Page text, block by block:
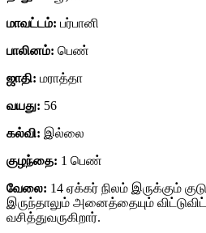
மாவட்டம்: பர்பானி
பாலினம்: பெண்
ஜாதி: மராத்தா
வயது: 56
கல்வி: இல்லை
குழந்தை: 1 பெண்
வேலை: 14 ஏக்கர் நிலம் இருக்கும்
இருந்தாலும் அனைத்தையும்
வசித்துவருகிறார்.